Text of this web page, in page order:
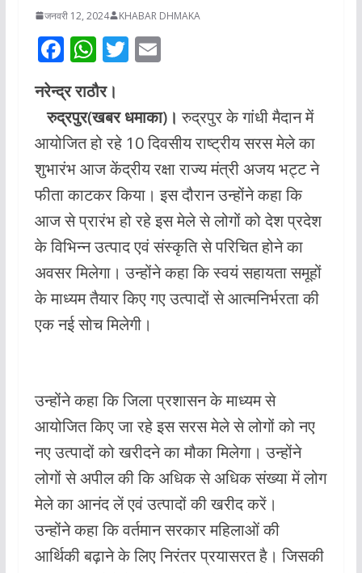
जनवरी 12, 2024 KHABAR DHMAKA
F
e
b
o
o
k
W
h
at
s
A
p
p
T
er
E
l
नरेन्द्र राठौर।
रुद्रपुर(खबर धमाका)। रुद्रपुर के गांधी मैदान में
आयोजित हो रहे 10 दिवसीय राष्ट्रीय सरस मेले का
शुभारंभ आज केंद्रीय रक्षा राज्य मंत्री अजय भट्ट ने
फीता काटकर किया। इस दौरान उन्होंने कहा कि
आज से प्रारंभ हो रहे इस मेले से लोगों को देश प्रदेश
के विभिन्न उत्पाद एवं संस्कृति से परिचित होने का
अवसर मिलेगा। उन्होंने कहा कि स्वयं सहायता समूहों
के माध्यम तैयार किए गए उत्पादों से आत्मनिर्भरता की
एक नई सोच मिलेगी।
उन्होंने कहा कि जिला प्रशासन के माध्यम से
आयोजित किए जा रहे इस सरस मेले से लोगों को नए
नए उत्पादों को खरीदने का मौका मिलेगा। उन्होंने
लोगों से अपील की कि अधिक से अधिक संख्या में लोग
मेले का आनंद लें एवं उत्पादों की खरीद करें।
उन्होंने कहा कि वर्तमान सरकार महिलाओं की
आर्थिकी बढ़ाने के लिए निरंतर प्रयासरत है। जिसकी